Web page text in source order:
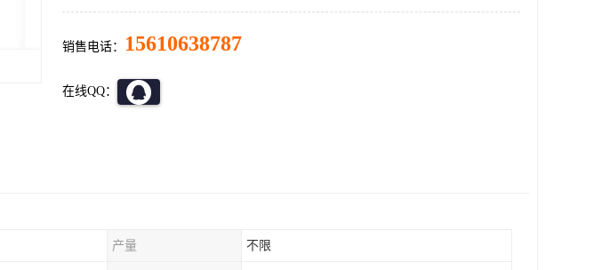
销售电话： 15610638787
在线QQ：
产量 不限